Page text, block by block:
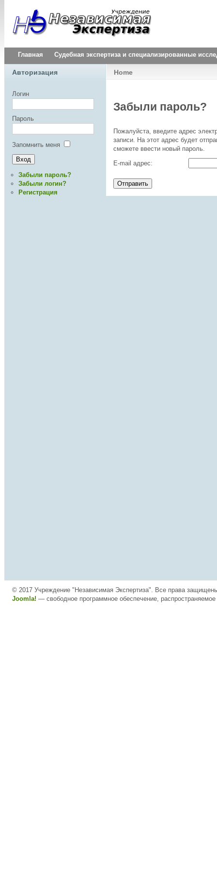
Главная Судебная экспертиза и специализированные
Home
Забыли пароль?
Пожалуйста, введите адрес
записи. На этот адрес будет
сможете ввести новый пароль.
E-mail адрес:
Отправить
Авторизация
Логин
Пароль
Запомнить меня
Забыли пароль?
Забыли логин?
Регистрация
© 2017 Учреждение "Независимая Экспертиза". Все права
Joomla! — свободное программное обеспечение,